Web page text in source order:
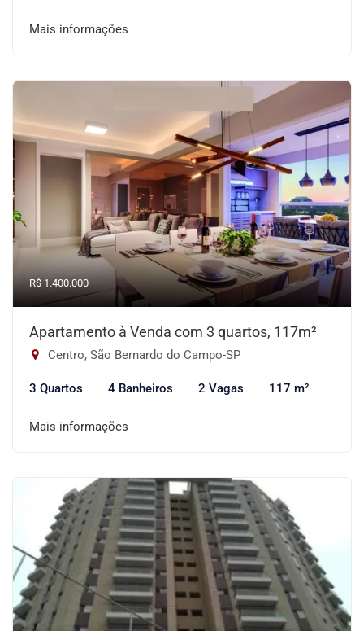
Mais informações
R$ 1.400.000
Apartamento à Venda com 3 quartos, 117m²
Centro, São Bernardo do Campo-SP
3 Quartos 4 Banheiros 2 Vagas 117 m²
Mais informações